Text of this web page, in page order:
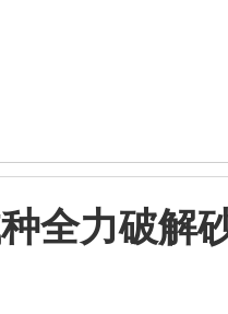
全力破解